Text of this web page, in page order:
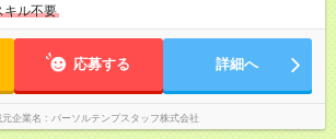
キル不要
応募する 詳細へ
元企業名 パーソルテンプスタッフ株式会社